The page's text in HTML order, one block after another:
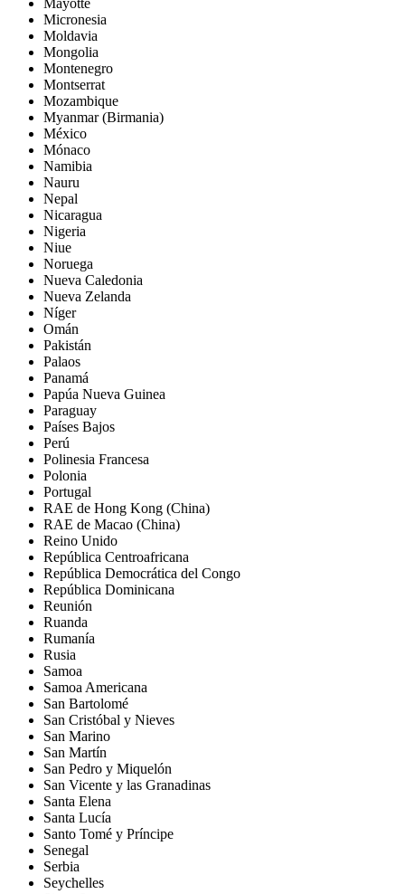
Micronesia
Moldavia
Mongolia
Montenegro
Montserrat
Mozambique
Myanmar (Birmania)
México
Mónaco
Namibia
Nauru
Nepal
Nicaragua
Nigeria
Niue
Noruega
Nueva Caledonia
Nueva Zelanda
Níger
Omán
Pakistán
Palaos
Panamá
Papúa Nueva Guinea
Paraguay
Países Bajos
Perú
Polinesia Francesa
Polonia
Portugal
RAE de Hong Kong (China)
RAE de Macao (China)
Reino Unido
República Centroafricana
República Democrática del Congo
República Dominicana
Reunión
Ruanda
Rumanía
Rusia
Samoa
Samoa Americana
San Bartolomé
San Cristóbal y Nieves
San Marino
San Martín
San Pedro y Miquelón
San Vicente y las Granadinas
Santa Elena
Santa Lucía
Santo Tomé y Príncipe
Senegal
Serbia
Seychelles